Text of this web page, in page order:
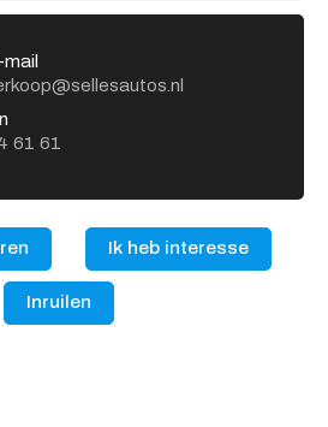
61 61
Ik heb interesse
Inruilen